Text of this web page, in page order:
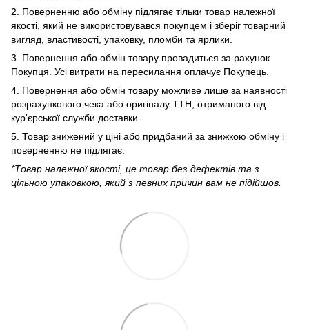
2. Поверненню або обміну підлягає тільки товар належної
якості, який не використовувався покупцем і зберіг товарний
вигляд, властивості, упаковку, пломби та ярлики.
3. Повернення або обмін товару провадиться за рахунок
Покупця. Усі витрати на пересилання оплачує Покупець.
4. Повернення або обмін товару можливе лише за наявності
розрахункового чека або оригіналу ТТН, отриманого від
кур'єрської служби доставки.
5. Товар знижений у ціні або придбаний за знижкою обміну і
поверненню не підлягає.
*Товар належної якості, це товар без дефектів та з
цільною упаковкою, який з певних причин вам не підійшов.